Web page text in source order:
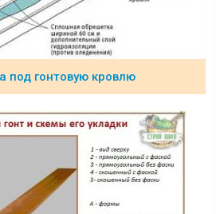
под гонтовую кровлю